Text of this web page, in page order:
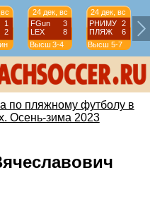
1
2
24 дек, вс
FGun
3
LEX
8
Высш 3-4
24 дек, вс
РНИМУ
2
ПЛЯЖ
6
Высш 5-7
по пляжному футболу в
Осень-зима 2023